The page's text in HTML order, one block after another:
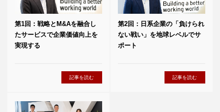
第1回：戦略とM&Aを融合し
たサービスで企業価値向上を
実現する
記事を読む
第2回：日系企業の「負けられ
ない戦い」を地球レベルでサ
ポート
記事を読む